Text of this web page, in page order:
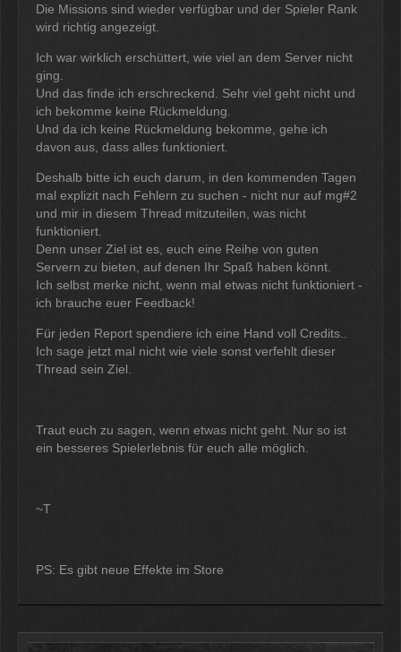
Die Missions sind wieder verfügbar und der Spieler Rank
wird richtig angezeigt.
Ich war wirklich erschüttert, wie viel an dem Server nicht
ging.
Und das finde ich erschreckend. Sehr viel geht nicht und
ich bekomme keine Rückmeldung.
Und da ich keine Rückmeldung bekomme, gehe ich
davon aus, dass alles funktioniert.
Deshalb bitte ich euch darum, in den kommenden Tagen
mal explizit nach Fehlern zu suchen - nicht nur auf mg#2
und mir in diesem Thread mitzuteilen, was nicht
funktioniert.
Denn unser Ziel ist es, euch eine Reihe von guten
Servern zu bieten, auf denen Ihr Spaß haben könnt.
Ich selbst merke nicht, wenn mal etwas nicht funktioniert -
ich brauche euer Feedback!
Für jeden Report spendiere ich eine Hand voll Credits..
Ich sage jetzt mal nicht wie viele sonst verfehlt dieser
Thread sein Ziel.
Traut euch zu sagen, wenn etwas nicht geht. Nur so ist
ein besseres Spielerlebnis für euch alle möglich.
~T
PS: Es gibt neue Effekte im Store